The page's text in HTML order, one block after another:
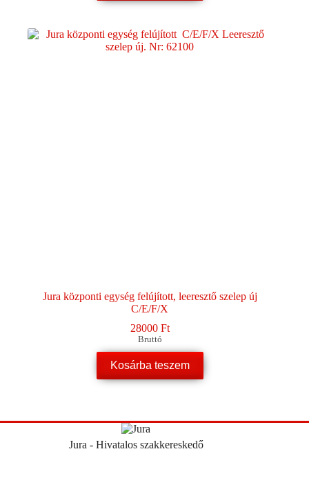
Jura központi egység felújított, leeresztő szelep új
C/E/F/X
28000 Ft
Bruttó
Kosárba teszem
Jura - Hivatalos szakkereskedő